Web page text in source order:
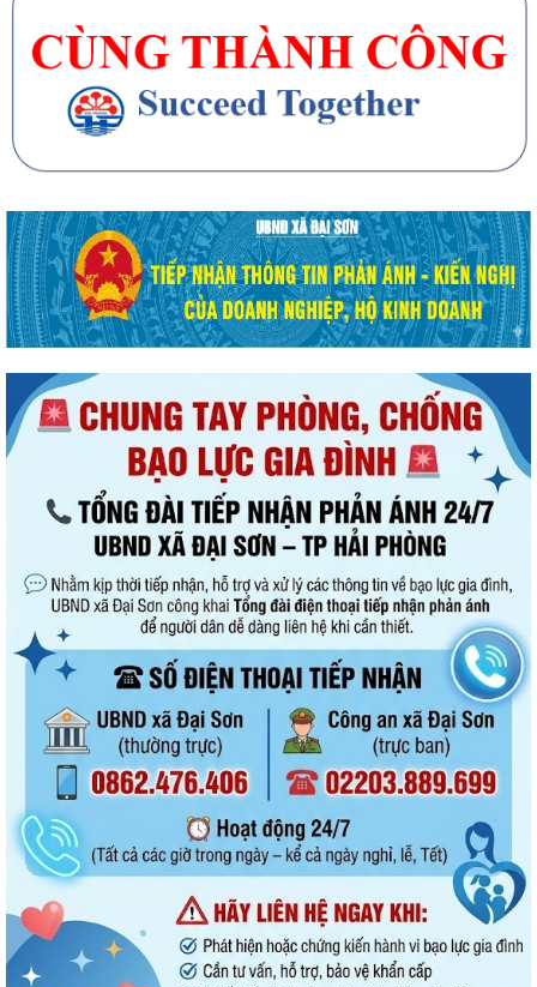
Đại Sơn trao 51 suất quà tặng nạn nhân chất độc da cam có hoàn
cảnh khó khăn
Doanh nghiệp kinh doanh lữ hành cần thực hiện đúng quy định về ký
quỹ theo pháp luật
QUYẾT ĐỊNH Về việc phân công Người phát ngôn và cung cấp thông tin
cho báo chí của Ủy ban nhân dân...